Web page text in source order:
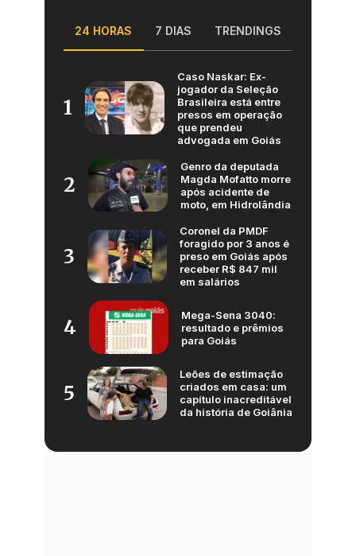
24 HORAS 7 DIAS TRENDINGS
1
Caso Naskar: Ex-
jogador da Seleção
Brasileira está entre
presos em operação
que prendeu
advogada em Goiás
2
Genro da deputada
Magda Mofatto morre
após acidente de
moto, em Hidrolândia
3
Coronel da PMDF
foragido por 3 anos é
preso em Goiás após
receber R$ 847 mil
em salários
4
Mega-Sena 3040:
resultado e prêmios
para Goiás
5
Leões de estimação
criados em casa: um
capítulo inacreditável
da história de Goiânia